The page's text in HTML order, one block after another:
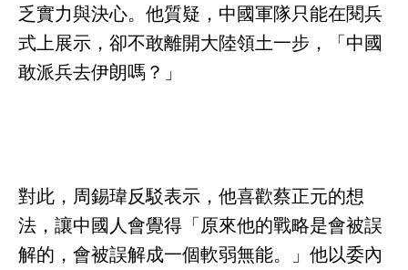
乏實力與決心。他質疑，中國軍隊只能在閱兵
式上展示，卻不敢離開大陸領土一步，「中國
敢派兵去伊朗嗎？」
對此，周錫瑋反駁表示，他喜歡蔡正元的想
法，讓中國人會覺得「原來他的戰略是會被誤
解的，會被誤解成一個軟弱無能。」他以委內